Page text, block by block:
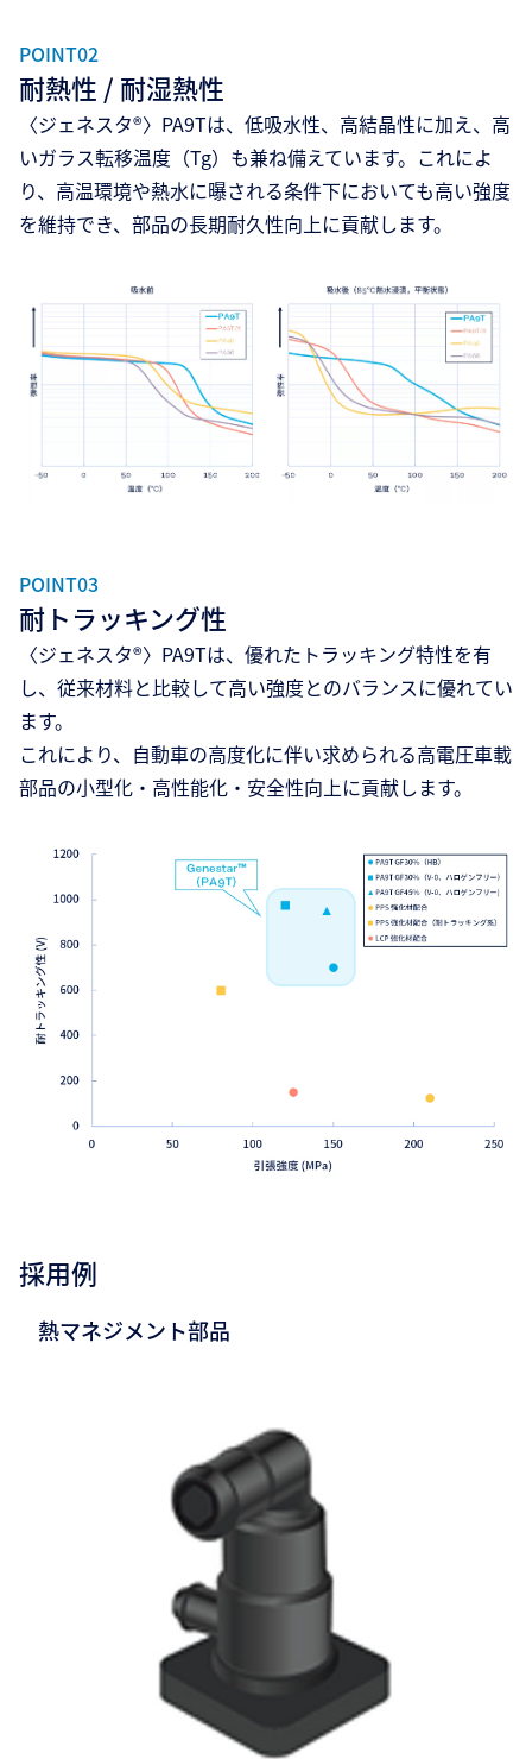
POINT02
耐熱性 / 耐湿熱性
〈ジェネスタ®〉PA9Tは、低吸水性、高結晶性に加え、高
いガラス転移温度（Tg）も兼ね備えています。これによ
り、高温環境や熱水に曝される条件下においても高い強度
を維持でき、部品の長期耐久性向上に貢献します。
POINT03
耐トラッキング性
〈ジェネスタ®〉PA9Tは、優れたトラッキング特性を有
し、従来材料と比較して高い強度とのバランスに優れてい
ます。
これにより、自動車の高度化に伴い求められる高電圧車載
部品の小型化・高性能化・安全性向上に貢献します。
採用例
熱マネジメント部品